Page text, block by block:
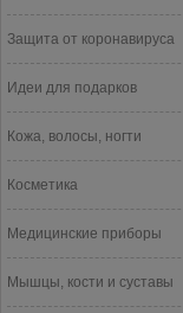
Защита от коронавируса
Идеи для подарков
Кожа, волосы, ногти
Косметика
Медицинские приборы
Мышцы, кости и суставы